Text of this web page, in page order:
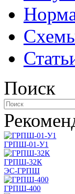
Поиск
ГРПШ-01-У1
ГРПШ-32К
ЭС-ГРПШ
ГРПШ-400